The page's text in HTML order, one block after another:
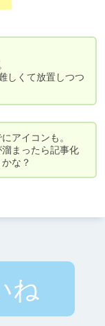
しくて放置しつつ
アイコンも。
まったら記事化
な？
ね